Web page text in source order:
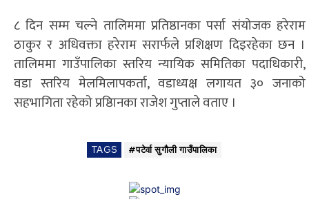
८ दिन सम्म चल्ने तालिममा प्रतिष्ठानका पर्सा संयोजक हरेराम
ठाकुर र अधिवक्ता हरेराम सरार्फले प्रशिक्षण दिइरहेका छन ।
तालिममा गाउँपालिका स्तरिय न्यायिक समितिका पदाधिकारी,
वडा स्तरिय मेलमिलापकर्ता, वडाध्यक्ष लगायत ३० जनाको
सहभागिता रहेको प्रष्ठिानका राजेश गुप्ताले वताए ।
TAGS #पटेर्वा सुगौली गाउँपालिका